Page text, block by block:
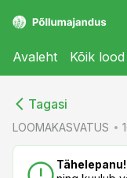
Avaleht Kõik lood
Tagasi
LOOMAKASVATUS
Tähelepanu!